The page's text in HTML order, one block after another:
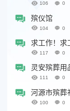
106 0
殡仪馆
104 0
求工作！求
117 0
灵安殡葬用
111 0
河源市殡葬
100 0